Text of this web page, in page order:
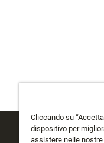
Cliccando su
dispositivo per
assistere nelle